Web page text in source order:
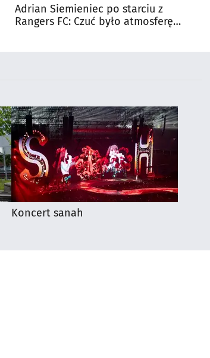
Adrian Siemieniec po starciu z
Rangers FC: Czuć było atmosferę
Koncert sanah